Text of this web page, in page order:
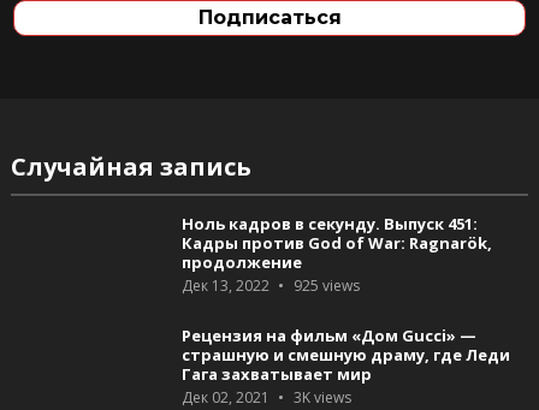
Случайная запись
Ноль кадров в секунду. Выпуск 451:
Кадры против God of War: Ragnarök,
продолжение
Дек 13, 2022 925 views
Рецензия на фильм «Дом Gucci» —
страшную и смешную драму, где Леди
Гага захватывает мир
Дек 02, 2021 3Kviews